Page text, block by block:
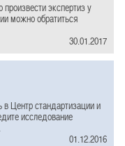
экспертиз у
можно обратиться
30.01.2017
Центр стандартизации и
исследование
01.12.2016